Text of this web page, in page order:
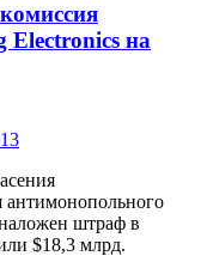
Electronics на
штраф в
$18,3 млрд.